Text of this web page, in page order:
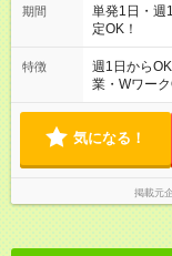
期間
単発1日・
定OK！
特徴 週1日からOK
業・Wワー
気になる！
掲載元